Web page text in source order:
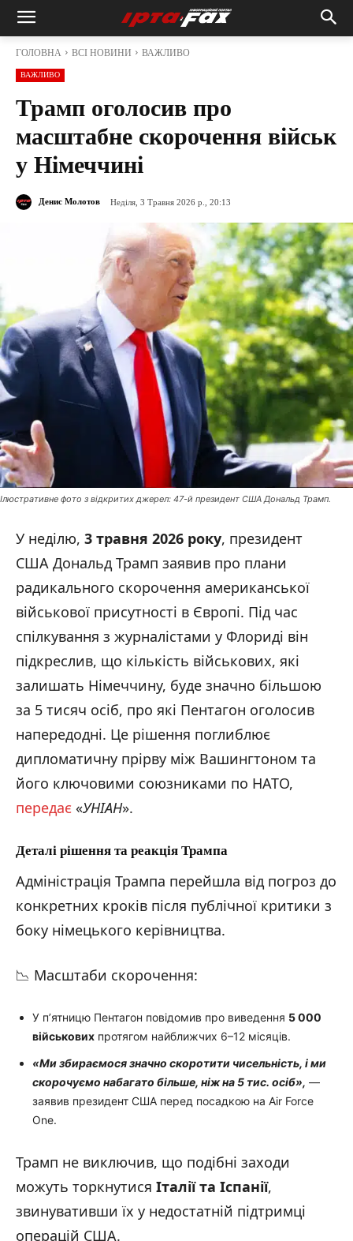
ГОЛОВНА ВСІ НОВИНИ ВАЖЛИВО
ВАЖЛИВО
Трамп оголосив про
масштабне скорочення військ
у Німеччині
Денис Молотов Неділя, 3 Травня 2026 р., 20:13
Ілюстративне фото з відкритих джерел: 47-й президент США Дональд Трамп.
У неділю, 3 травня 2026 року, президент
США Дональд Трамп заявив про плани
радикального скорочення американської
військової присутності в Європі. Під час
спілкування з журналістами у Флориді він
підкреслив, що кількість військових, які
залишать Німеччину, буде значно більшою
за 5 тисяч осіб, про які Пентагон оголосив
напередодні. Це рішення поглиблює
дипломатичну прірву між Вашингтоном та
його ключовими союзниками по НАТО,
передає «УНІАН».
Деталі рішення та реакція Трампа
Адміністрація Трампа перейшла від погроз до
конкретних кроків після публічної критики з
боку німецького керівництва.
📉 Масштаби скорочення:
У п’ятницю Пентагон повідомив про виведення 5 000
військових протягом найближчих 6–12 місяців.
«Ми збираємося значно скоротити чисельність, і ми
скорочуємо набагато більше, ніж на 5 тис. осіб», —
заявив президент США перед посадкою на Air Force
One.
Трамп не виключив, що подібні заходи
можуть торкнутися Італії та Іспанії,
звинувативши їх у недостатній підтримці
операцій США.